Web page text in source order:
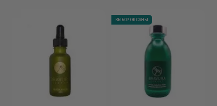
ВЫБОР ОКСАНЫ